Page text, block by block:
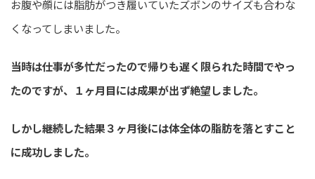
お腹や顔には脂肪がつき履いていたズボンのサイズも合わな
くなってしまいました。
当時は仕事が多忙だったので帰りも遅く限られた時間でやっ
たのですが、１ヶ月目には成果が出ず絶望しました。
しかし継続した結果３ヶ月後には体全体の脂肪を落とすこと
に成功しました。